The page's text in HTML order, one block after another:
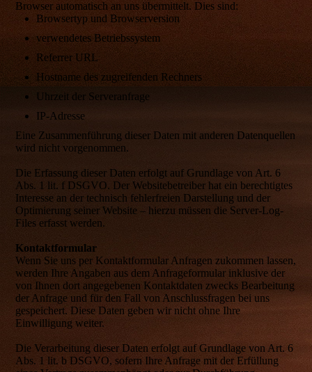
Browser automatisch an uns übermittelt. Dies sind:
Browsertyp und Browserversion
verwendetes Betriebssystem
Referrer URL
Hostname des zugreifenden Rechners
Uhrzeit der Serveranfrage
IP-Adresse
Eine Zusammenführung dieser Daten mit anderen Datenquellen
wird nicht vorgenommen.
Die Erfassung dieser Daten erfolgt auf Grundlage von Art. 6
Abs. 1 lit. f DSGVO. Der Websitebetreiber hat ein berechtigtes
Interesse an der technisch fehlerfreien Darstellung und der
Optimierung seiner Website – hierzu müssen die Server-Log-
Files erfasst werden.
Kontaktformular
Wenn Sie uns per Kontaktformular Anfragen zukommen lassen,
werden Ihre Angaben aus dem Anfrageformular inklusive der
von Ihnen dort angegebenen Kontaktdaten zwecks Bearbeitung
der Anfrage und für den Fall von Anschlussfragen bei uns
gespeichert. Diese Daten geben wir nicht ohne Ihre
Einwilligung weiter.
Die Verarbeitung dieser Daten erfolgt auf Grundlage von Art. 6
Abs. 1 lit. b DSGVO, sofern Ihre Anfrage mit der Erfüllung